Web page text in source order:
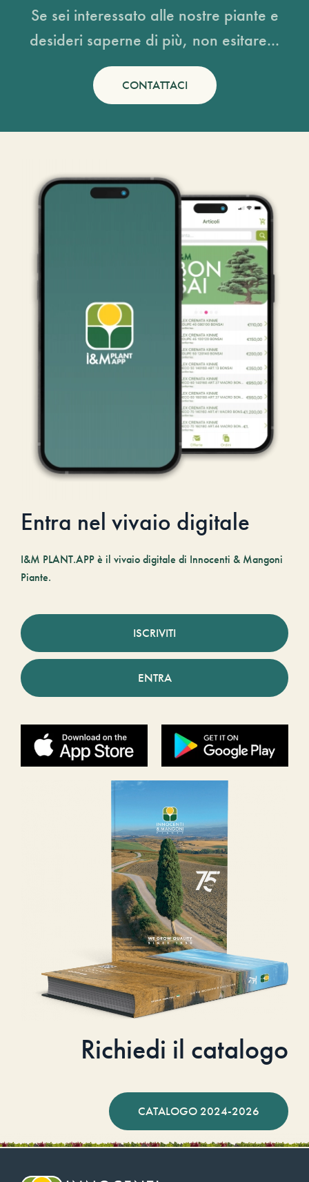
Se sei interessato alle nostre piante e
desideri saperne di più, non esitare...
CONTATTACI
Entra nel vivaio digitale
I&M PLANT.APP è il vivaio digitale di Innocenti & Mangoni
Piante.
ISCRIVITI
ENTRA
Richiedi il catalogo
CATALOGO 2024-2026